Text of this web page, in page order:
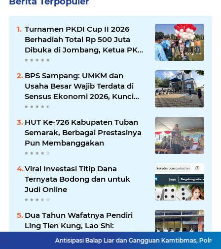
Turnamen PKDI Cup II 2026
Berhadiah Total Rp 500 Juta
Dibuka di Jombang, Ketua PKDI
Jatim Syaifullah Mahdi: Ajang
Komunikasi Antar-Kades untuk
Memajukan Desa
BPS Sampang: UMKM dan
Usaha Besar Wajib Terdata di
Sensus Ekonomi 2026, Kunci
Kebijakan Tepat Sasaran
HUT Ke-726 Kabupaten Tuban
Semarak, Berbagai Prestasinya
Pun Membanggakan
Viral Investasi Titip Dana
Ternyata Bodong dan untuk
Judi Online
Dua Tahun Wafatnya Pendiri
Ling Tien Kung, Lao Shi:
Amanah Harus Kita
Laksanakan!
Antisipasi Balap Liar dan Gangguan Kamtibmas, Polres